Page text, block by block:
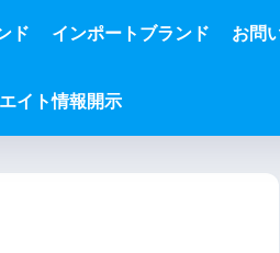
ド インポートブランド お問
イト情報開示